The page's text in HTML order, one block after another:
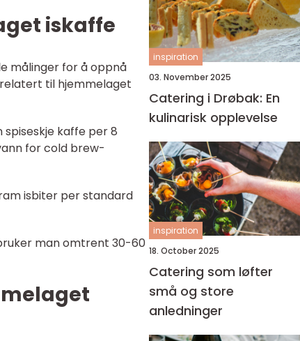
iskaffe
målinger for å oppnå
til hjemmelaget
spiseskje kaffe per 8
for cold brew-
isbiter per standard
man omtrent 30-60
inspiration
03. November 2025
Catering i Drøbak: En
kulinarisk opplevelse
inspiration
18. October 2025
Catering som løfter
små og store
anledninger